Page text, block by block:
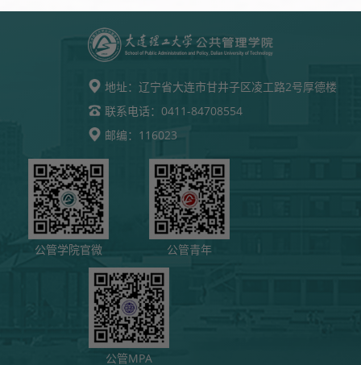
地址： 辽宁省大连市甘井子区凌工路2号厚德楼
联系电话： 0411-84708554
邮编： 116023
公管学院官微 公管青年
公管MPA